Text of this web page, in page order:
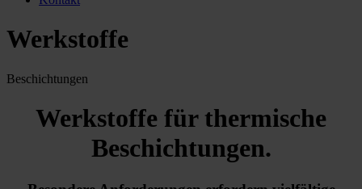
Werkstoffe
Beschichtungen
Werkstoffe für thermische
Beschichtungen.